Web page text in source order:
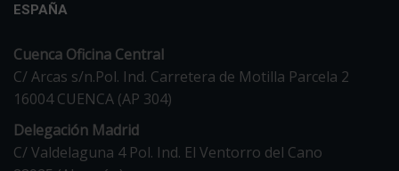
ESPAÑA
Cuenca Oficina Central
C/ Arcas s/n.Pol. Ind. Carretera de Motilla Parcela 2
16004 CUENCA (AP 304)
Delegación Madrid
C/ Valdelaguna 4 Pol. Ind. El Ventorro del Cano